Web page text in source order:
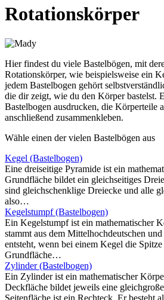
Rotationskörper
Hier findest du viele Bastelbögen, mit
Rotationskörper, wie beispielsweise ein
jedem Bastelbogen gehört
die dir zeigt, wie du den Körper bastelst.
Bastelbogen ausdrucken, die Körperteile
anschließend zusammenkleben.
Wähle einen der vielen Bastelbögen aus
Kegel (Bastelbogen)
Eine dreiseitige Pyramide ist ein
Grundfläche bildet ein gleichseitiges
sind gleichschenklige Dreiecke und alle
also…
Kegelstumpf (Bastelbogen)
Ein Kegelstumpf ist ein mathematischer
stammt aus dem Mittelhochdeutschen
entsteht, wenn bei einem Kegel die
Grundfläche…
Zylinder (Bastelbogen)
Ein Zylinder ist ein mathematischer
Deckfläche bildet jeweils eine
Seitenfläche ist ein Rechteck. Er besteht